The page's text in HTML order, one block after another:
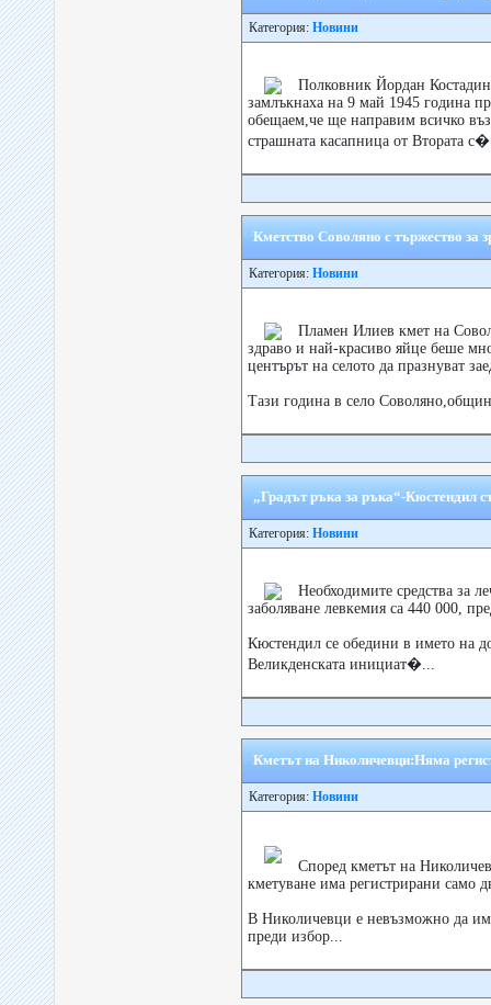
Категория: Новини
Полковник Йордан
замлъкнаха на 9 май 1945 година
обещаем,че ще направим всичко
страшната касапница от Втората
Кметство Соволяно с тържество за
Категория: Новини
Пламен Илиев кмет на
здраво и най-красиво яйце беше
центърът на селото да празнуват
Тази година в село
„Градът ръка за ръка“-Кюстендил
Категория: Новини
Необходимите средства за
заболяване левкемия са 440 000,
Кюстендил се обедини в името на
Великденската инициат�...
Кметът на Николичевци:Няма
Категория: Новини
Според кметът на
кметуване има регистрирани само
В Николичевци е невъзможно да
преди избор...